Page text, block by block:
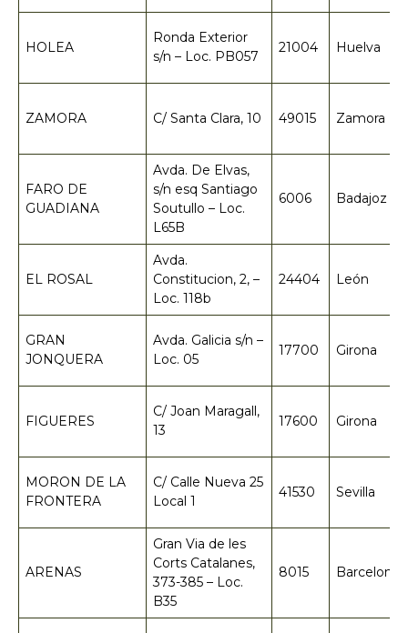
HOLEA
Ronda Exterior
s/n – Loc. PB057
21004 Huelva
ZAMORA C/ Santa Clara, 10 49015 Zamora
FARO DE
GUADIANA
Avda. De Elvas,
s/n esq Santiago
Soutullo – Loc.
L65B
6006 Badajoz
EL ROSAL
Avda.
Constitucion, 2, –
Loc. 118b
24404 León
GRAN
JONQUERA
Avda. Galicia s/n –
Loc. 05
17700 Girona
FIGUERES
C/ Joan Maragall,
13
17600 Girona
MORON DE LA
FRONTERA
C/ Calle Nueva 25
Local 1
41530 Sevilla
ARENAS
Gran Via de les
Corts Catalanes,
373-385 – Loc.
B35
8015 Barcelona